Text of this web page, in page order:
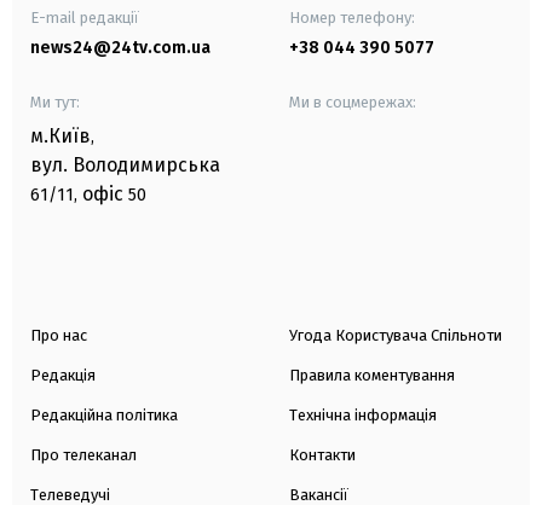
E-mail редакції
news24@24tv.com.ua
Номер телефону:
+38 044 390 5077
Ми тут:
м.Київ,
вул. Володимирська
61/11, офіс 50
Ми в соцмережах:
Про нас
Редакція
Редакційна політика
Про телеканал
Телеведучі
Угода Користувача Спільноти
Правила коментування
Технічна інформація
Контакти
Вакансії